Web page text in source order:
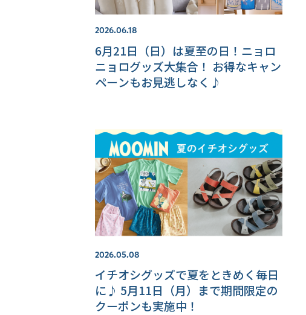
2026.06.18
6月21日（日）は夏至の日！ニョロ
ニョログッズ大集合！ お得なキャン
ペーンもお見逃しなく♪
2026.05.08
イチオシグッズで夏をときめく毎日
に♪ 5月11日（月）まで期間限定の
クーポンも実施中！